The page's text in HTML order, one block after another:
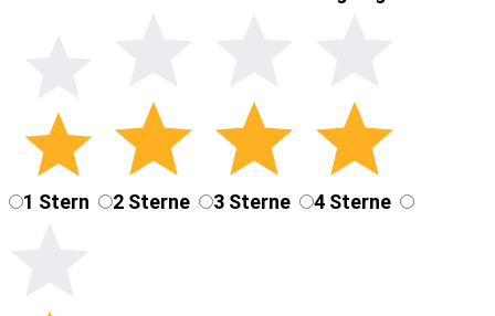
1 Stern 2 Sterne 3 Sterne 4 Sterne